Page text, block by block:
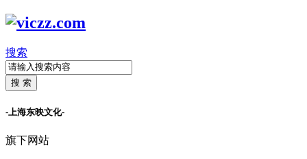
搜索
搜 索
-上海东映文化-
旗下网站